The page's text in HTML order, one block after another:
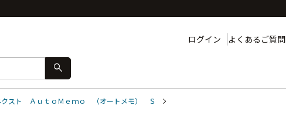
ログイン よくあるご質問
search
クスト ＡｕｔｏＭｅｍｏ （オートメモ） Ｓ